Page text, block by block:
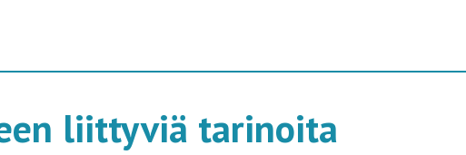
liittyviä tarinoita